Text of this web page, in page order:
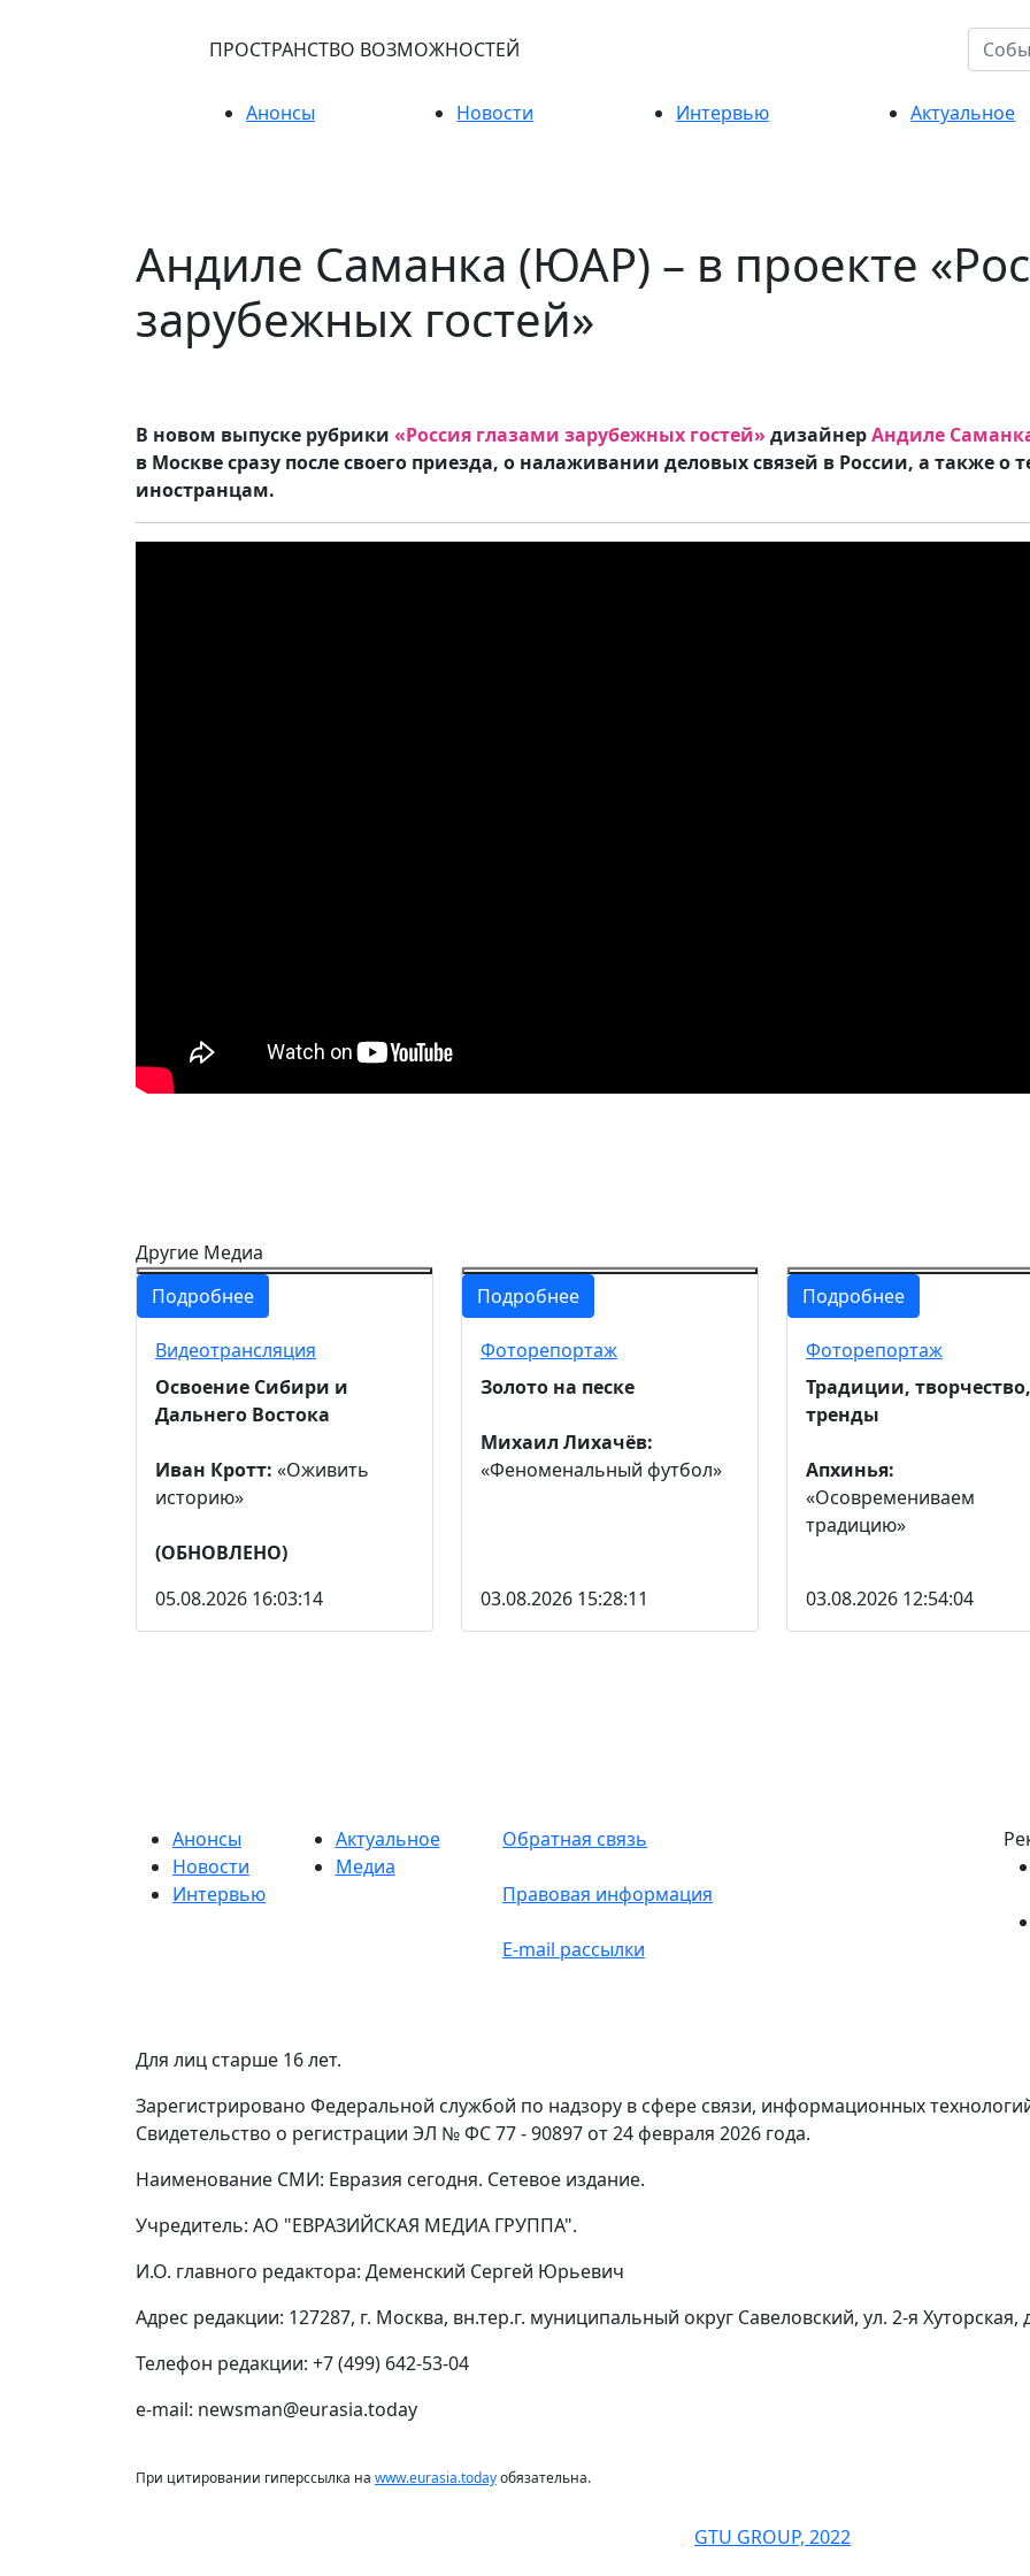
ПРОСТРАНСТВО ВОЗМОЖНОСТЕЙ
Анонсы Новости Интервью Актуальное
Андиле Саманка (ЮАР) – в проекте
зарубежных гостей»
В новом выпуске рубрики «Россия глазами зарубежных гостей» дизайнерАндиле
в Москве сразу после своего приезда, о налаживании деловых связей в России, а также о
иностранцам.
Другие Медиа
Подробнее
Видеотрансляция
Освоение Сибири и
Дальнего Востока
Иван Кротт: «Оживить
историю»
(ОБНОВЛЕНО)
05.08.2026 16:03:14
Подробнее
Фоторепортаж
Золото на песке
Михаил Лихачёв:
«Феноменальный футбол»
03.08.2026 15:28:11
Подробнее
Фоторепортаж
Традиции, творчество,
тренды
Апхинья:
«Осовремениваем
традицию»
03.08.2026 12:54:04
Анонсы
Новости
Интервью
Актуальное
Медиа
Обратная связь
Правовая информация
E-mail рассылки
Для лиц старше 16 лет.
Зарегистрировано Федеральной службой по надзору в сфере связи, информационных
Свидетельство о регистрации ЭЛ № ФС 77 - 90897 от 24 февраля 2026 года.
Наименование СМИ: Евразия сегодня. Сетевое издание.
Учредитель: АО "ЕВРАЗИЙСКАЯ МЕДИА ГРУППА".
И.О. главного редактора: Деменский Сергей Юрьевич
Адрес редакции: 127287, г. Москва, вн.тер.г. муниципальный округ Савеловский, ул. 2-я Хуторская,
Телефон редакции: +7 (499) 642-53-04
e-mail: newsman@eurasia.today
При цитировании гиперссылка на www.eurasia.todayобязательна.
GTU GROUP, 2022